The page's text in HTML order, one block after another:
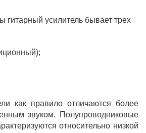
гитарный усилитель бывает трех
как правило отличаются более
звуком. Полупроводниковые
относительно низкой